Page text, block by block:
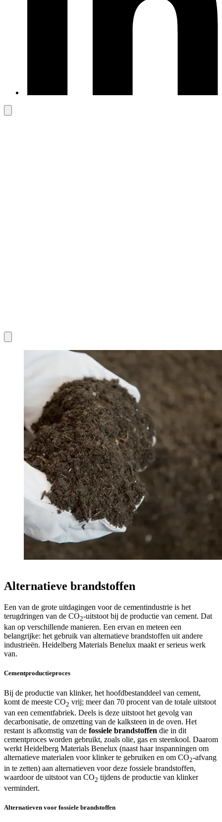
Alternatieve brandstoffen
Een van de grote uitdagingen voor de cementindustrie is het
terugdringen van de CO2-uitstoot bij de productie van cement. Dat
kan op verschillende manieren. Een ervan en meteen een
belangrijke: het gebruik van alternatieve brandstoffen uit andere
industrieën. Heidelberg Materials Benelux maakt er serieus werk
van.
Cementproductieproces
Bij de productie van klinker, het hoofdbestanddeel van cement,
komt de meeste CO2 vrij; meer dan 70 procent van de totale uitstoot
van een cementfabriek. Deels is deze uitstoot het gevolg van
decarbonisatie, de omzetting van de kalksteen in de oven. Het
restant is afkomstig van de fossiele brandstoffen die in dit
cementproces worden gebruikt, zoals olie, gas en steenkool. Daarom
werkt Heidelberg Materials Benelux (naast haar inspanningen om
alternatieve materialen voor klinker te gebruiken en om CO2-afvang
in te zetten) aan alternatieven voor deze fossiele brandstoffen,
waardoor de uitstoot van CO2 tijdens de productie van klinker
vermindert.
Alternatieven voor fossiele brandstoffen